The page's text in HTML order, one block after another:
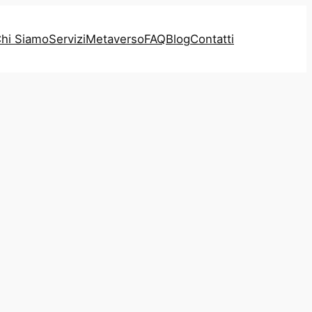
SiamoServiziMetaversoFAQBlogContatti